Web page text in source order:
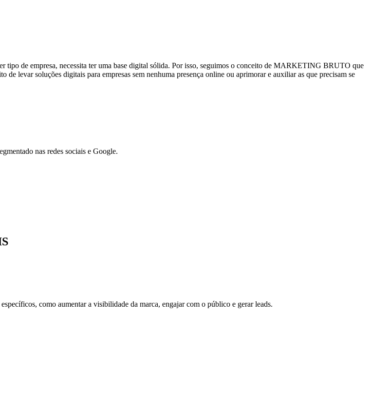
tipo de empresa, necessita ter uma base digital sólida. Por isso, seguimos o conceito de MARKETING BRUTO que
levar soluções digitais para empresas sem nenhuma presença online ou aprimorar e auxiliar as que precisam se
nas redes sociais e Google.
como aumentar a visibilidade da marca, engajar com o público e gerar leads.